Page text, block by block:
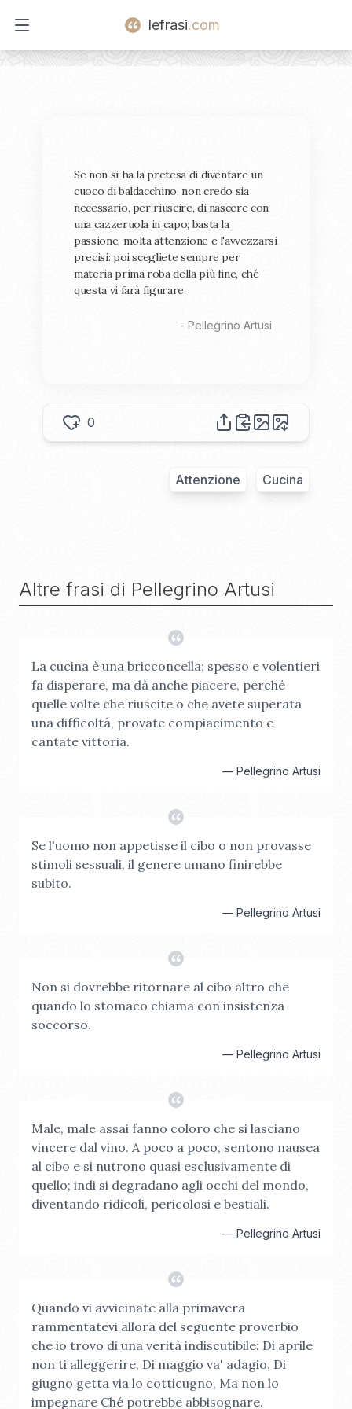
Open main menu
lefrasi.com
Se non si ha la pretesa di diventare un
cuoco di baldacchino, non credo sia
necessario, per riuscire, di nascere con
una cazzeruola in capo; basta la
passione, molta attenzione e l'avvezzarsi
precisi: poi scegliete sempre per
materia prima roba della più fine, ché
questa vi farà figurare.
- Pellegrino Artusi
0
Attenzione Cucina
Altre frasi di Pellegrino Artusi
La cucina è una bricconcella; spesso e volentieri
fa disperare, ma dà anche piacere, perché
quelle volte che riuscite o che avete superata
una difficoltà, provate compiacimento e
cantate vittoria.
— Pellegrino Artusi
Se l'uomo non appetisse il cibo o non provasse
stimoli sessuali, il genere umano finirebbe
subito.
— Pellegrino Artusi
Non si dovrebbe ritornare al cibo altro che
quando lo stomaco chiama con insistenza
soccorso.
— Pellegrino Artusi
Male, male assai fanno coloro che si lasciano
vincere dal vino. A poco a poco, sentono nausea
al cibo e si nutrono quasi esclusivamente di
quello; indi si degradano agli occhi del mondo,
diventando ridicoli, pericolosi e bestiali.
— Pellegrino Artusi
Quando vi avvicinate alla primavera
rammentatevi allora del seguente proverbio
che io trovo di una verità indiscutibile: Di aprile
non ti alleggerire, Di maggio va' adagio, Di
giugno getta via lo cotticugno, Ma non lo
impegnare Ché potrebbe abbisognare.